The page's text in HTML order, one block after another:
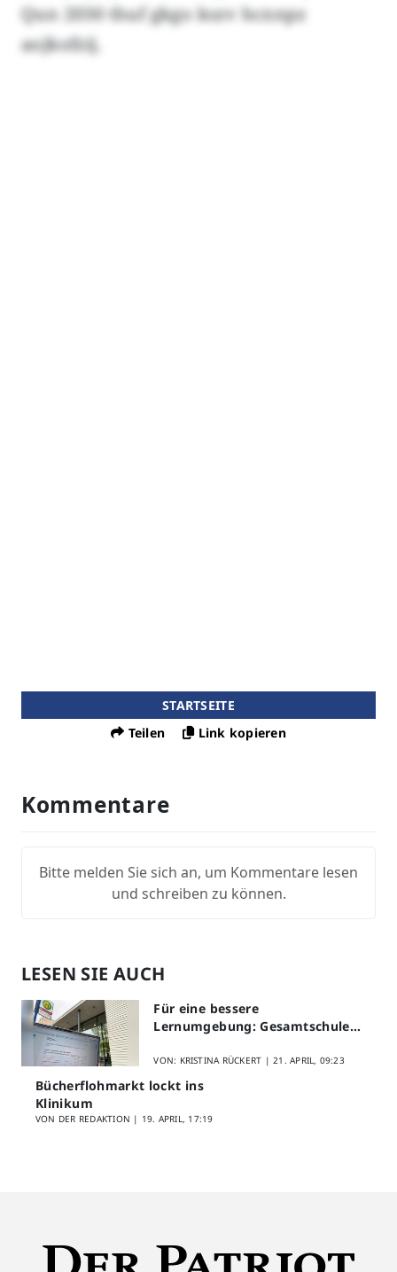
Qun 2030 thuf gkgo kszv hcxnpz
aojkofzij.
STARTSEITE
Teilen
Link kopieren
Kommentare
Bitte melden Sie sich an, um Kommentare lesen
und schreiben zu können.
LESEN SIE AUCH
Für eine bessere
Lernumgebung: Gesamtschule
Schülerfeedback
VON: KRISTINA RÜCKERT |21. APRIL, 09:23
Bücherflohmarkt lockt ins
Klinikum
VON DER REDAKTION | 19. APRIL, 17:19